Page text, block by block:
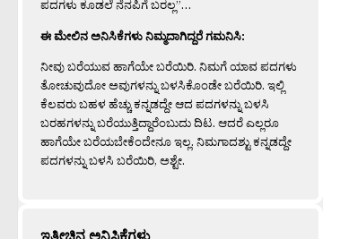
ಪದಗಳು ಕೂಡಲೆ ನೆನಪಿಗೆ ಬರಲ್ಲ”…
ಈ ಮೇಲಿನ ಅನಿಸಿಕೆಗಳು ನಿಮ್ಮದಾಗಿದ್ದರೆ ಗಮನಿಸಿ:
ನೀವು ಬರೆಯುವ ಹಾಗೆಯೇ ಬರೆಯಿರಿ. ನಿಮಗೆ ಯಾವ ಪದಗಳು
ತೋಚುವುದೋ ಅವುಗಳನ್ನು ಬಳಸಿಕೊಂಡೇ ಬರೆಯಿರಿ. ಇಲ್ಲಿ
ಕೆಲವರು ಬಹಳ ಹೆಚ್ಚು ಕನ್ನಡದ್ದೇ ಆದ ಪದಗಳನ್ನು ಬಳಸಿ
ಬರಹಗಳನ್ನು ಬರೆಯುತ್ತಿದ್ದಾರೆಂಬುದು ದಿಟ. ಆದರೆ ಎಲ್ಲರೂ
ಹಾಗೆಯೇ ಬರೆಯಬೇಕೆಂದೇನೂ ಇಲ್ಲ. ನಿಮಗಾದಶ್ಟು ಕನ್ನಡದ್ದೇ
ಪದಗಳನ್ನು ಬಳಸಿ ಬರೆಯಿರಿ, ಅಶ್ಟೇ.